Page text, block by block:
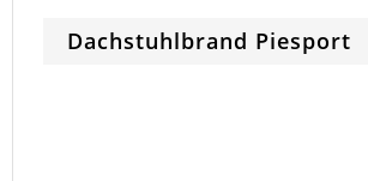
Dachstuhlbrand Piesport